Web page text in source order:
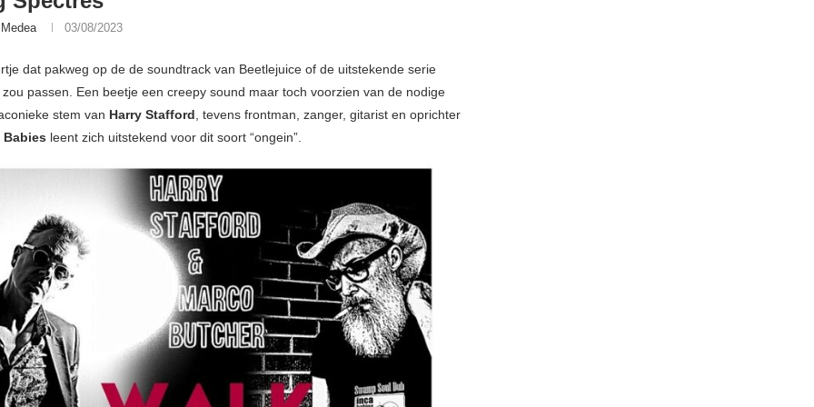
03/08/2023
dat pakweg op de de soundtrack van Beetlejuice of de uitstekende serie
passen. Een beetje een creepy sound maar toch voorzien van de nodige
stem van Harry Stafford, tevens frontman, zanger, gitarist en oprichter
Babies leent zich uitstekend voor dit soort “ongein”.